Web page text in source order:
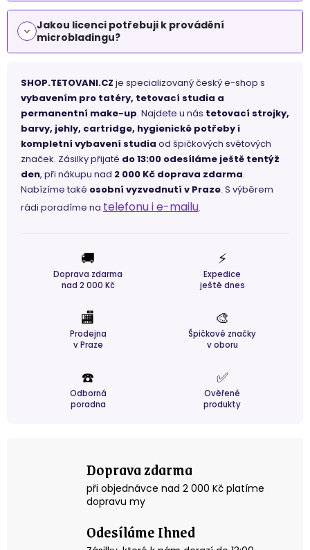
Jakou licenci potřebuji k provádění
microbladingu?
SHOP.TETOVANI.CZ je specializovaný český e-shop s
vybavením pro tatéry, tetovací studia a
permanentní make-up. Najdete u nás tetovací strojky,
barvy, jehly, cartridge, hygienické potřeby i
kompletní vybavení studia od špičkových světových
značek. Zásilky přijaté do 13:00 odesíláme ještě tentýž
den, při nákupu nad 2 000 Kč doprava zdarma.
Nabízíme také osobní vyzvednutí v Praze. S výběrem
rádi poradíme na telefonu i e-mailu.
🚚
Doprava zdarma
nad 2 000 Kč
⚡
Expedice
ještě dnes
🏬
Prodejna
v Praze
🎨
Špičkové značky
v oboru
☎️
Odborná
poradna
✅
Ověřené
produkty
Doprava zdarma
při objednávce nad 2 000 Kč platíme
dopravu my
Odesíláme Ihned